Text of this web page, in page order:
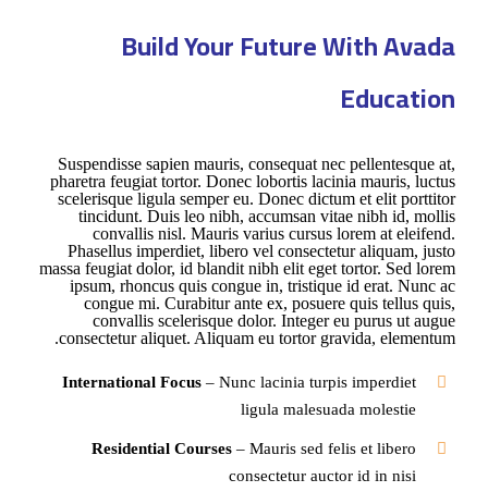
Build Your Future With Avada
Education
Suspendisse sapien mauris, consequat nec pellentesque at,
pharetra feugiat tortor. Donec lobortis lacinia mauris, luctus
scelerisque ligula semper eu. Donec dictum et elit porttitor
tincidunt. Duis leo nibh, accumsan vitae nibh id, mollis
convallis nisl. Mauris varius cursus lorem at eleifend.
Phasellus imperdiet, libero vel consectetur aliquam, justo
massa feugiat dolor, id blandit nibh elit eget tortor. Sed lorem
ipsum, rhoncus quis congue in, tristique id erat. Nunc ac
congue mi. Curabitur ante ex, posuere quis tellus quis,
convallis scelerisque dolor. Integer eu purus ut augue
consectetur aliquet. Aliquam eu tortor gravida, elementum.
International Focus – Nunc lacinia turpis imperdiet
ligula malesuada molestie
Residential Courses – Mauris sed felis et libero
consectetur auctor id in nisi